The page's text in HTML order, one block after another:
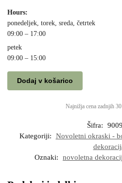
Hours:
ponedeljek, torek, sreda, četrtek
09:00 – 17:00
petek
09:00 – 15:00
Dodaj v košarico
Najnižja cena zadnjih
Šifra:
Kategoriji:
Novoletni okraski -
Oznaki:
novoletna